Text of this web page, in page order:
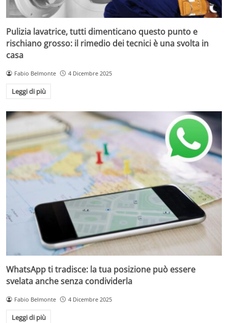
Pulizia lavatrice, tutti dimenticano questo punto e
rischiano grosso: il rimedio dei tecnici è una svolta in
casa
Fabio Belmonte 4 Dicembre 2025
Leggi di più
WhatsApp ti tradisce: la tua posizione può essere
svelata anche senza condividerla
Fabio Belmonte 4 Dicembre 2025
Leggi di più